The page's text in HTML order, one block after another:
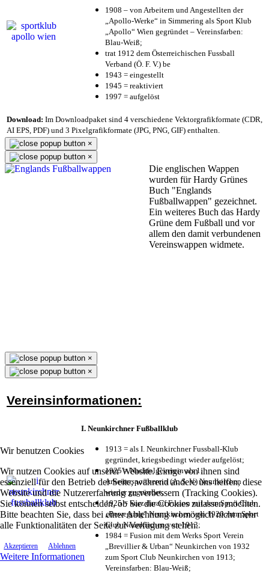
Wir benutzen Cookies
Wir nutzen Cookies auf unserer Website. Einige von ihnen sind
essenziell für den Betrieb der Seite, während andere uns helfen, diese
Website und die Nutzererfahrung zu verbessern (Tracking Cookies).
Sie können selbst entscheiden, ob Sie die Cookies zulassen möchten.
Bitte beachten Sie, dass bei einer Ablehnung womöglich nicht mehr
alle Funktionalitäten der Seite zur Verfügung stehen.
Akzeptieren Ablehnen
Weitere Informationen
1908 – von Arbeitern und Angestellten der
„Apollo-Werke“ in Simmering als Sport Klub
„Apollo“ Wien gegründet – Vereinsfarben:
Blau-Weiß;
trat 1912 dem Österreichischen Fussball
Verband (Ö. F. V.) be
1943 = eingestellt
1945 = reaktiviert
1997 = aufgelöst
Download: Im Downloadpaket sind 4 verschiedene Vektorgrafikformate (CDR,
AI EPS, PDF) und 3 Pixelgrafikformate (JPG, PNG, GIF) enthalten.
×
×
Die englischen Wappen
wurden für Hardy Grünes
Buch "Englands
Fußballwappen" gezeichnet.
Ein weiteres Buch das Hardy
Grüne dem Fußball und vor
allem den damit verbundenen
Vereinswappen widmete.
×
×
Vereinsinformationen:
I. Neunkirchner Fußballklub
1913 = als I. Neunkirchner Fussball-Klub
gegründet, kriegsbedingt wieder aufgelöst;
1925 = Nachfolgeverein als 1.
Arbeitersportverein (A. S. V.) Neunkirchen
wieder gegründet;
1925 = kurz darauf Fusion mit dem Sport Club
„Bewegung“ Neunkirchen von 1920 zum Sport
Club Neunkirchen von 1913;
1984 = Fusion mit dem Werks Sport Verein
„Brevillier & Urban“ Neunkirchen von 1932
zum Sport Club Neunkirchen von 1913;
Vereinsfarben: Blau-Weiß;